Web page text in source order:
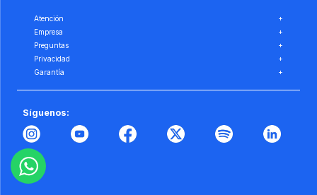
Atención
+
Empresa
+
Preguntas
+
Privacidad
+
Garantía
+
Síguenos: